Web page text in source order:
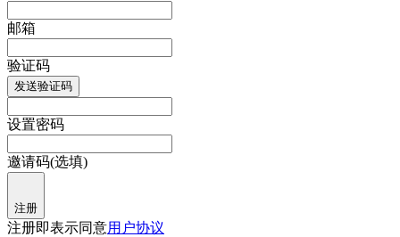
邮箱
验证码
发送验证码
设置密码
邀请码(选填)
注册
注册即表示同意用户协议